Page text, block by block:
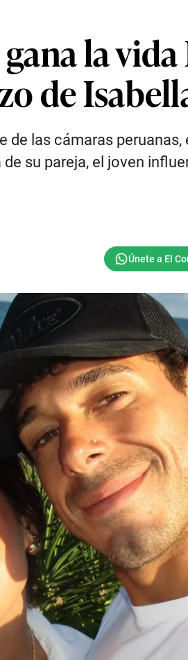
la
de
de las cámaras
su pareja, el joven